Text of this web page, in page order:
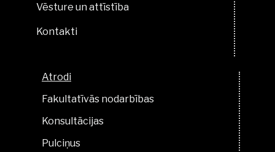
Vēsture un attīstība
Kontakti
Atrodi
Fakultatīvās nodarbības
Konsultācijas
Pulciņus